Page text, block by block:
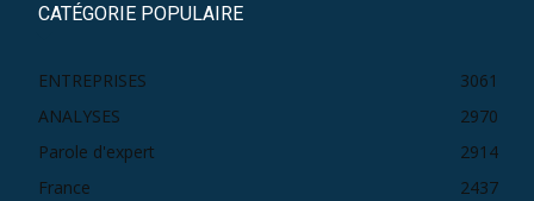
CATÉGORIE POPULAIRE
ENTREPRISES
3061
ANALYSES
2970
Parole d'expert
2914
France
2437